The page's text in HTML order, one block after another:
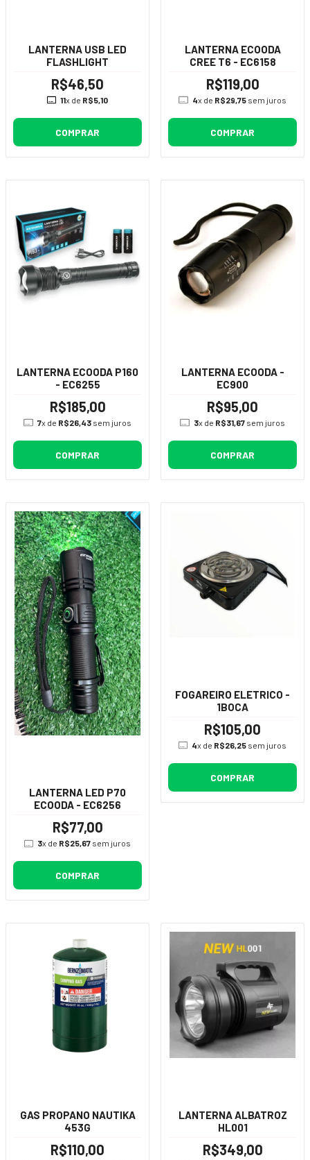
LANTERNA USB LED
FLASHLIGHT
R$46,50
11x de R$5,10
COMPRAR
LANTERNA ECOODA
CREE T6 - EC6158
R$119,00
4x de R$29,75sem juros
COMPRAR
LANTERNA ECOODA P160
- EC6255
R$185,00
7x de R$26,43sem juros
COMPRAR
LANTERNA ECOODA -
EC900
R$95,00
3x de R$31,67sem juros
COMPRAR
LANTERNA LED P70
ECOODA - EC6256
R$77,00
3x de R$25,67 sem juros
COMPRAR
FOGAREIRO ELETRICO -
1BOCA
R$105,00
4x de R$26,25 sem juros
COMPRAR
GAS PROPANO NAUTIKA
453G
R$110,00
LANTERNA ALBATROZ
HL001
R$349,00